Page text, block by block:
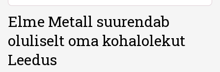
Elme Metall suurendab
oluliselt oma kohalolekut
Leedus